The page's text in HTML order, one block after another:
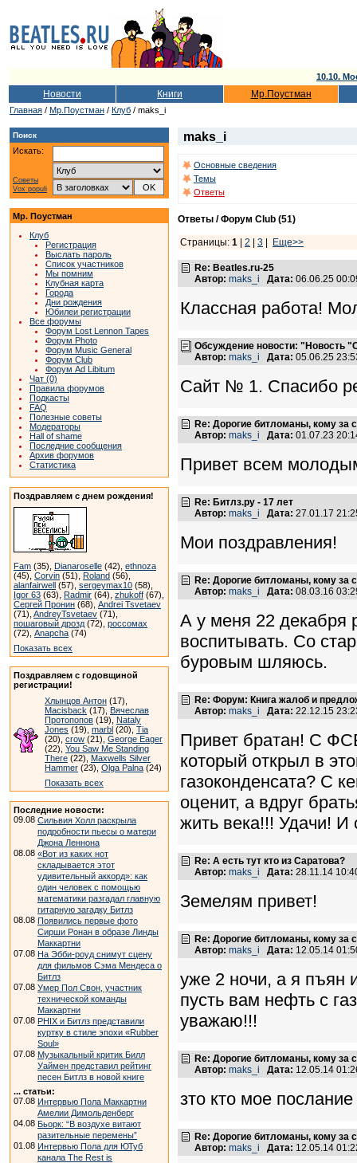
10.10.
Новости Книги Мр.Поустман
Главная / Мр.Поустман / Клуб / maks_i
Поиск
Искать:
Советы
Vox populi
Мр. Поустман
Клуб
Регистрация
Выслать пароль
Список участников
Мы помним
Клубная карта
Города
Дни рождения
Юбилеи регистрации
Все форумы
Форум Lost Lennon Tapes
Форум Photo
Форум Music General
Форум Club
Форум Ad Libitum
Чат (0)
Правила форумов
Подкасты
FAQ
Полезные советы
Модераторы
Hall of shame
Последние сообщения
Архив форумов
Статистика
Поздравляем с днем рождения!
Fam (35), Dianaroselle (42), ethnoza
(45), Corvin (51), Roland (56),
alanfairwell (57), sergeymax10 (58),
Igor 63 (63), Radmir (64), zhukoff (67),
Сергей Пронин (68), Andrei Tsvetaev
(71), AndreyTsvetaev (71),
пошаговый дрозд (72), россомах
(72), Anapcha (74)
Показать всех
Поздравляем с годовщиной
регистрации!
Хлынцов Антон (17),
Macisback (17), Вячеслав
Протопопов (19), Nataly
Jones (19), marbl (20), Tia
(20), crow (21), George Eager
(22), You Saw Me Standing
There (22), Maxwells Silver
Hammer (23), Olga Palna (24)
Показать всех
Последние новости:
09.08 Сильвия Холл раскрыла
подробности пьесы о матери
Джона Леннона
08.08 «Вот из каких нот
складывается этот
удивительный аккорд»: как
один человек с помощью
математики разгадал главную
гитарную загадку Битлз
08.08 Появились первые фото
Сирши Ронан в образе Линды
Маккартни
07.08 На Эбби-роуд снимут сцену
для фильмов Сэма Мендеса о
Битлз
07.08 Умер Пол Свон, участник
технической команды
Маккартни
07.08 PHIX и Битлз представили
куртку в стиле эпохи «Rubber
Soul»
07.08 Музыкальный критик Билл
Уаймен представил рейтинг
песен Битлз в новой книге
... статьи:
07.08 Интервью Пола Маккартни
Амелии Димольденберг
04.08 Бьорк: “В воздухе витают
разительные перемены”
01.08 Интервью Пола для ЮТуб
канала The Rest is
maks_i
Основные сведения
Темы
Ответы
Ответы / Форум Club (51)
Страницы: 1 | 2 | 3 | Еще>>
Re: Beatles.ru-25
Автор: maks_i Дата: 06.06.25
Классная работа!
Обсуждение новости: "Новость
Автор: maks_i Дата: 05.06.25
Сайт № 1. Спасибо
Re: Дорогие битломаны, кому за
Автор: maks_i Дата: 01.07.23
Привет всем
Re: Битлз.ру - 17 лет
Автор: maks_i Дата: 27.01.17
Мои поздравления!
Re: Дорогие битломаны, кому за
Автор: maks_i Дата: 08.03.16
А у меня 22 декабря
воспитывать. Со
буровым шляюсь.
Re: Форум: Книга жалоб и
Автор: maks_i Дата: 22.12.15
Привет братан! С
который открыл в
газоконденсата? С
оценит, а вдруг
жить века!!! Удачи!
Re: А есть тут кто из Саратова?
Автор: maks_i Дата: 28.11.14
Земелям привет!
Re: Дорогие битломаны, кому за
Автор: maks_i Дата: 12.05.14
уже 2 ночи, а я пъян
пусть вам нефть с
уважаю!!!
Re: Дорогие битломаны, кому за
Автор: maks_i Дата: 12.05.14
зто кто мое
Re: Дорогие битломаны, кому за
Автор: maks_i Дата: 12.05.14